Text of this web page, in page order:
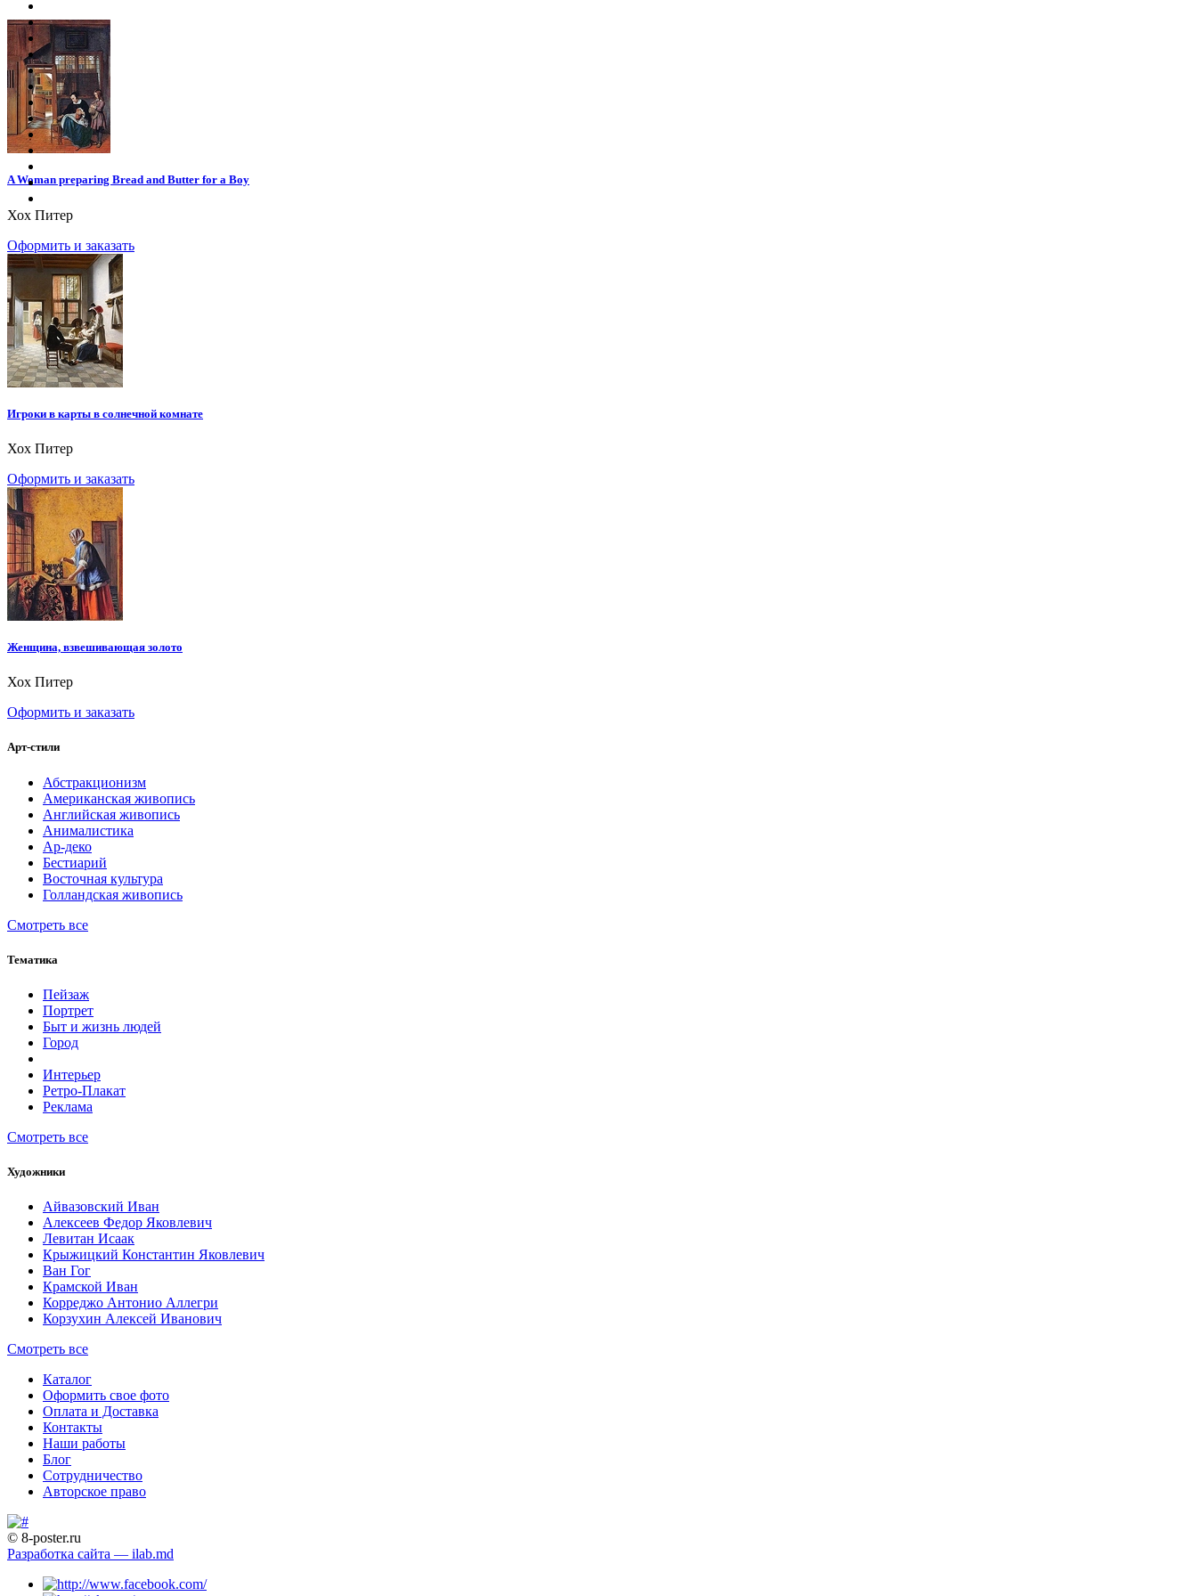
A Woman preparing Bread and Butter for a Boy
Хох Питер
Оформить и заказать
Игроки в карты в солнечной комнате
Хох Питер
Оформить и заказать
Женщина, взвешивающая золото
Хох Питер
Оформить и заказать
Арт-стили
Абстракционизм
Американская живопись
Английская живопись
Анималистика
Ар-деко
Бестиарий
Восточная культура
Голландская живопись
Смотреть все
Тематика
Пейзаж
Портрет
Быт и жизнь людей
Город
Интерьер
Ретро-Плакат
Реклама
Смотреть все
Художники
Айвазовский Иван
Алексеев Федор Яковлевич
Левитан Исаак
Крыжицкий Константин Яковлевич
Ван Гог
Крамской Иван
Корреджо Антонио Аллегри
Корзухин Алексей Иванович
Смотреть все
Каталог
Оформить свое фото
Оплата и Доставка
Контакты
Наши работы
Блог
Сотрудничество
Авторское право
© 8-poster.ru
Разработка сайта — ilab.md